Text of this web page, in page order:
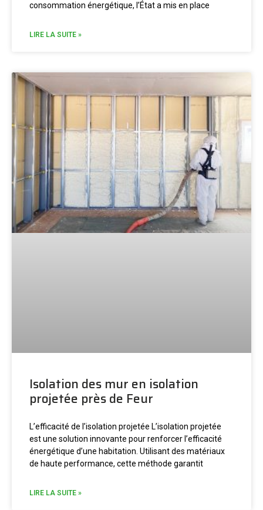
consommation énergétique, l’État a mis en place
LIRE LA SUITE »
Isolation des mur en isolation
projetée près de Feur
L’efficacité de l’isolation projetée L’isolation projetée
est une solution innovante pour renforcer l’efficacité
énergétique d’une habitation. Utilisant des matériaux
de haute performance, cette méthode garantit
LIRE LA SUITE »